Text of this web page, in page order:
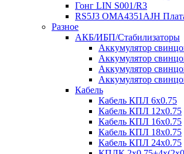
Гонг LIN S001/R3
RS5J3 OMA4351AJH
Разное
АКБ/ИБП/Стабилизаторы
Аккумулятор
Аккумулятор
Аккумулятор
Аккумулятор
Кабель
Кабель КПЛ 6х0.75
Кабель КПЛ 12х0.75
Кабель КПЛ 16х0.75
Кабель КПЛ 18х0.75
Кабель КПЛ 24х0.75